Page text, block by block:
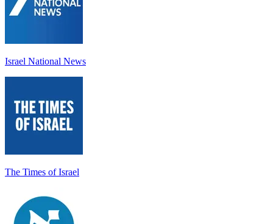
Israel National News
The Times of Israel